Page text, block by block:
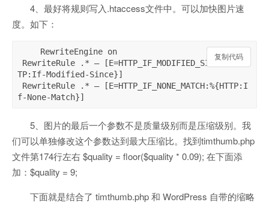
4、最好将规则写入.htaccess文件中。可以加快图片速
度。如下：
复制代码
复制代码
TP:If-Modified-Since}]
5、图片的最后一个参数不是质量级别而是压缩级别。我
们可以单独修改这个参数达到最大压缩比。找到timthumb.php
文件第174行左右 $quality = floor($quality * 0.09); 在下面添
加：$quality = 9;
下面就是结合了 timthumb.php 和 WordPress 自带的缩略